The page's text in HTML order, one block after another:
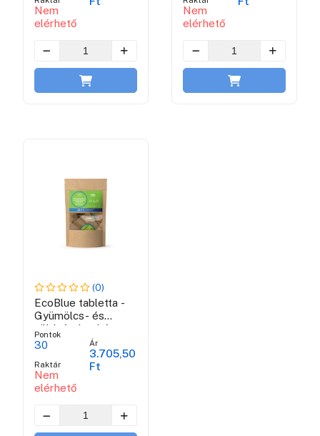
Nem
elérhető
Nem
elérhető
(0)
EcoBlue tabletta -
Gyümölcs- és
zöldségtisztítószer
Pontok
30
Raktár
Nem
elérhető
Ár
3.705,50
Ft